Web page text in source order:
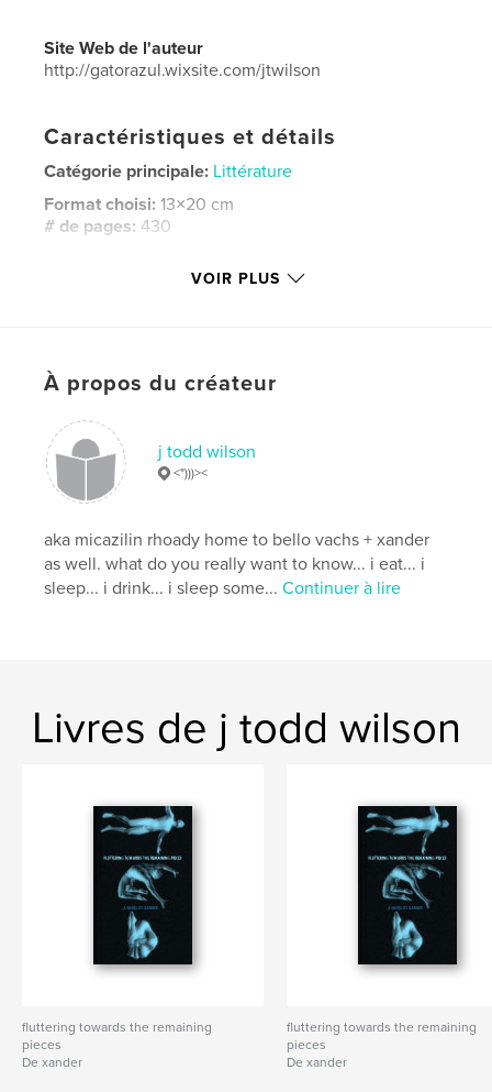
Site Web de l'auteur
http://gatorazul.wixsite.com/jtwilson
Caractéristiques et détails
Catégorie principale: Littérature
Format choisi:13×20 cm
# de pages:430
VOIR PLUS
À propos du créateur
j todd wilson
<")))><
aka micazilin rhoady home to bello vachs + xander
as well. what do you really want to know... i eat... i
sleep... i drink... i sleep some...Continuer à lire
Livres de j todd wilson
fluttering towards the remaining
pieces
De xander
fluttering towards the remaining
pieces
De xander